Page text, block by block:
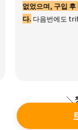
없었으며, 구입
다. 다음번에도
＼